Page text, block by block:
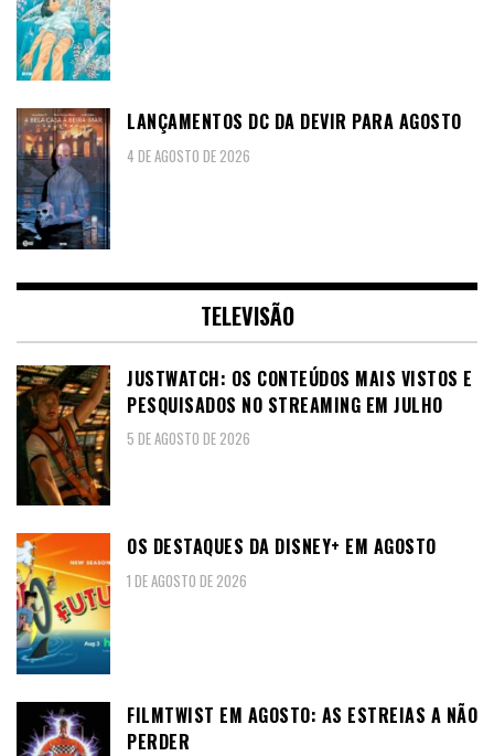
LANÇAMENTOS DC DA DEVIR PARA AGOSTO
4 DE AGOSTO DE 2026
TELEVISÃO
JUSTWATCH: OS CONTEÚDOS MAIS VISTOS E
PESQUISADOS NO STREAMING EM JULHO
5 DE AGOSTO DE 2026
OS DESTAQUES DA DISNEY+ EM AGOSTO
1 DE AGOSTO DE 2026
FILMTWIST EM AGOSTO: AS ESTREIAS A NÃO
PERDER